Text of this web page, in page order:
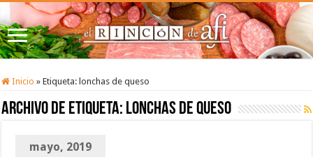
Inicio » Etiqueta: lonchas de queso
Archivo de etiqueta: lonchas de queso
mayo, 2019